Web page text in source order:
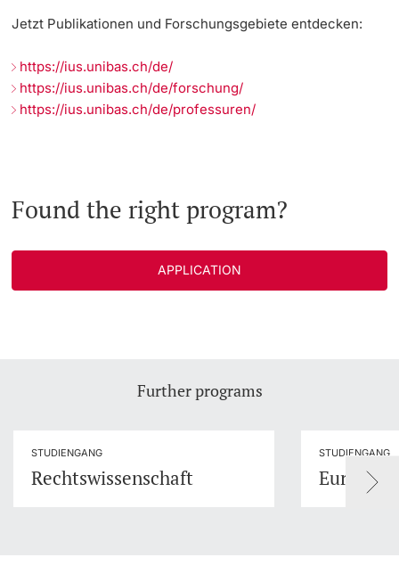
Jetzt Publikationen und Forschungsgebiete entdecken:
https://ius.unibas.ch/de/
https://ius.unibas.ch/de/forschung/
https://ius.unibas.ch/de/professuren/
Found the right program?
APPLICATION
Further programs
STUDIENGANG
Rechtswissenschaft
STUDIENGANG